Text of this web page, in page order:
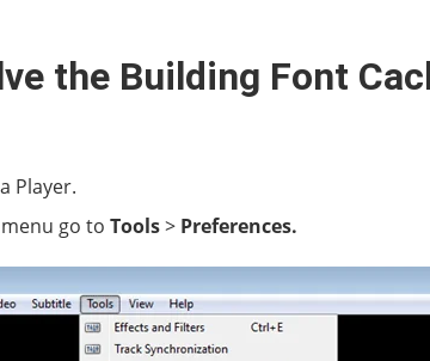
the Building Font
Player.
go to Tools> Preferences.